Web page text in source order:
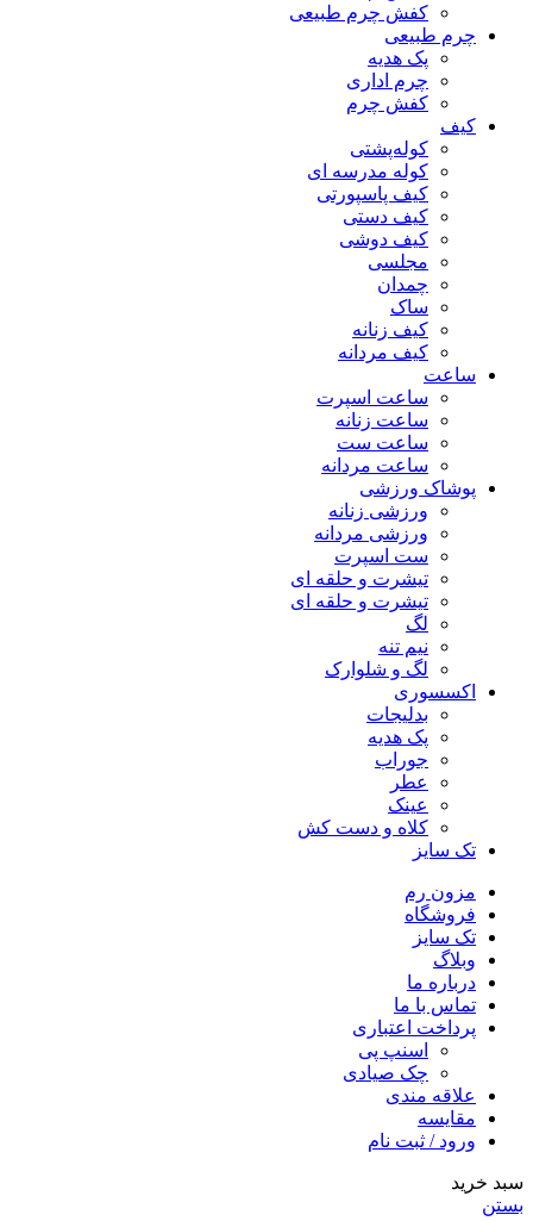
کفش چرم طبیعی
چرم طبیعی
پک هدیه
چرم اداری
کفش چرم
کیف
کوله‌پشتی
کوله مدرسه ای
کیف پاسپورتی
کیف دستی
کیف دوشی
مجلسی
چمدان
ساک
کیف زنانه
کیف مردانه
ساعت
ساعت اسپرت
ساعت زنانه
ساعت ست
ساعت مردانه
پوشاک ورزشی
ورزشی زنانه
ورزشی مردانه
ست اسپرت
تیشرت و حلقه ای
تیشرت و حلقه ای
لگ
نیم تنه
لگ و شلوارک
اکسسوری
بدلیجات
پک هدیه
جوراب
عطر
عینک
کلاه و دست کش
تک سایز
مزون رم
فروشگاه
تک سایز
وبلاگ
درباره ما
تماس با ما
پرداخت اعتباری
اسنپ پی
چک صیادی
علاقه مندی
مقايسه
ورود / ثبت نام
سبد خرید
بستن